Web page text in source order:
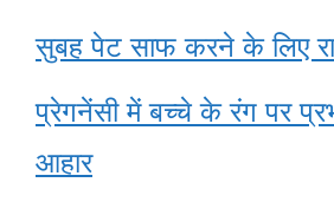
सुबह पेट साफ करने के लिए
प्रेगनेंसी में बच्चे के रंग पर
आहार